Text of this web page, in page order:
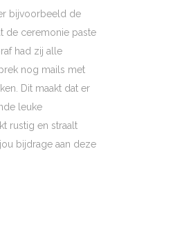
bijvoorbeeld de
de ceremonie paste
had zij alle
nog mails met
Dit maakt dat er
leuke
rustig en straalt
bijdrage aan deze